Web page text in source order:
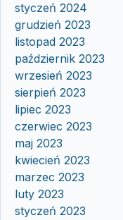
styczeń 2024
grudzień 2023
listopad 2023
październik 2023
wrzesień 2023
sierpień 2023
lipiec 2023
czerwiec 2023
maj 2023
kwiecień 2023
marzec 2023
luty 2023
styczeń 2023